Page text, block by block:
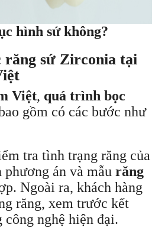
hình sứ không?
răng sứ Zirconia tại
Việt, quá trình bọc
gồm có các bước như
tra tình trạng răng của
phương án và mẫu răng
Ngoài ra, khách hàng
răng, xem trước kết
công nghệ hiện đại.